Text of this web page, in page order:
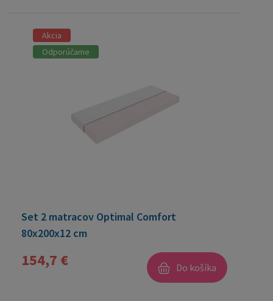
Akcia
Odporúčame
Set 2 matracov Optimal Comfort
80x200x12 cm
154,7 € Do košíka